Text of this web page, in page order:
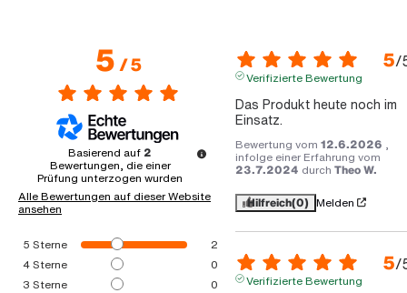
5/5
Basierend auf 2
Bewertungen, die einer
Prüfung unterzogen wurden
Alle Bewertungen auf dieser Website
ansehen
5 Sterne
2
4Sterne
0
3 Sterne
0
5/
Verifizierte Bewertung
Das Produkt heute noch im
Einsatz.
Bewertung vom 12.6.2026 ,
infolge einer Erfahrung vom
23.7.2024 durch Theo W.
Hilfreich(0) Melden
5/
Verifizierte Bewertung